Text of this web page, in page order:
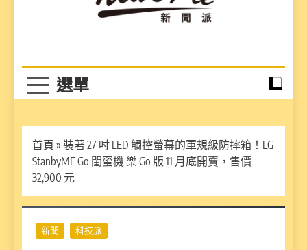
首頁 » 裝著 27 吋 LED 觸控螢幕的軍規級防摔箱！LG
StanbyME Go 閨蜜機 樂 Go 版 11 月底開賣，售價
32,900 元
新聞 科技派